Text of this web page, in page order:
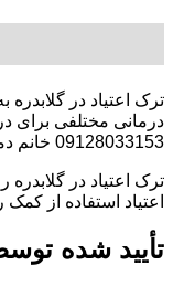
ترک اعتیاد در
درمانی مختلفی برای
09128033153 خانم دمیرچی
ترک اعتیاد در
اعتیاد استفاده از
تأیید شده